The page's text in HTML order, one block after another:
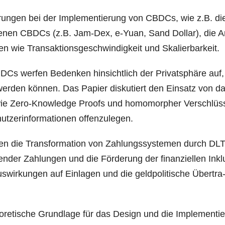
bei der Imple­men­tie­rung von CBDCs, wie z.B.
CBDCs (z.B. Jam-Dex, e‑Yuan, Sand Dol­lar), die
wie Trans­ak­ti­ons­ge­schwin­dig­keit und Skalierbarkeit.
wer­fen Beden­ken hin­sicht­lich der Pri­vat­sphä­re
kön­nen. Das Papier dis­ku­tiert den Ein­satz von
Zero-Know­ledge Pro­ofs und homo­mor­pher
offenzulegen.
die Trans­for­ma­ti­on von Zah­lungs­sys­te­men durch
Zah­lun­gen und die För­de­rung der finan­zi­el­len
auf Ein­la­gen und die geld­po­li­ti­sche Über­tra­
Grund­la­ge für das Design und die